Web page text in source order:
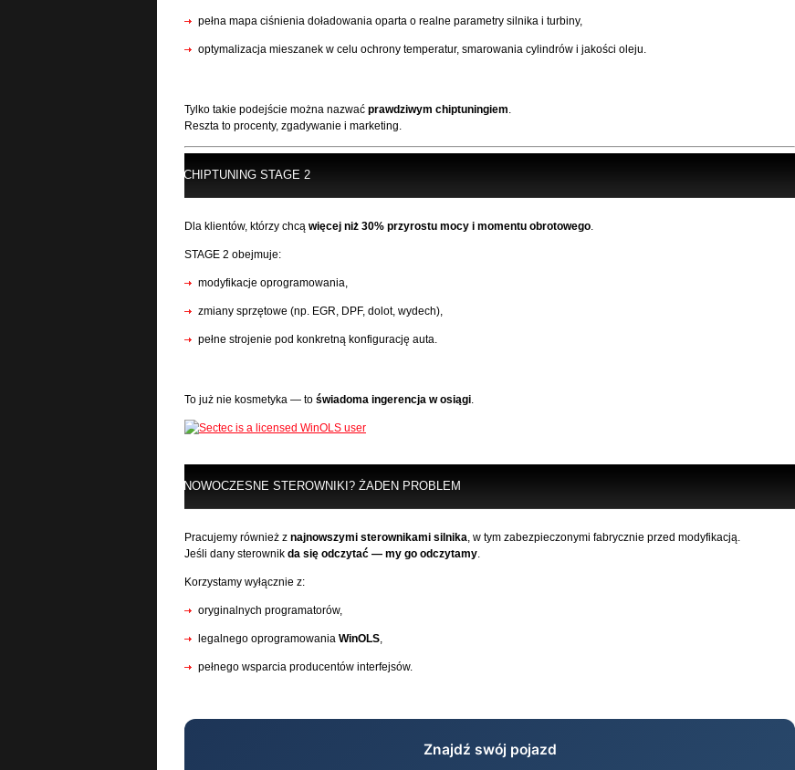
pełna mapa ciśnienia doładowania oparta o realne parametry silnika i turbiny,
optymalizacja mieszanek w celu ochrony temperatur, smarowania cylindrów i jakości oleju.
Tylko takie podejście można nazwać prawdziwym chiptuningiem.
Reszta to procenty, zgadywanie i marketing.
CHIPTUNING STAGE 2
Dla klientów, którzy chcą więcej niż 30% przyrostu mocy i momentu obrotowego.
STAGE 2 obejmuje:
modyfikacje oprogramowania,
zmiany sprzętowe (np. EGR, DPF, dolot, wydech),
pełne strojenie pod konkretną konfigurację auta.
To już nie kosmetyka — to świadoma ingerencja w osiągi.
NOWOCZESNE STEROWNIKI? ŻADEN PROBLEM
Pracujemy również z najnowszymi sterownikami silnika, w tym zabezpieczonymi fabrycznie przed modyfikacją.
Jeśli dany sterownik da się odczytać — my go odczytamy.
Korzystamy wyłącznie z:
oryginalnych programatorów,
legalnego oprogramowania WinOLS,
pełnego wsparcia producentów interfejsów.
Znajdź swój pojazd